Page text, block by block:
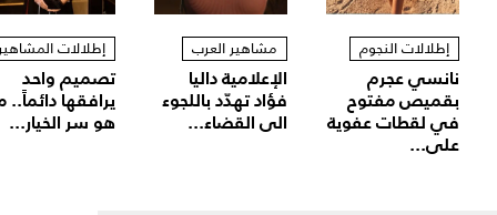
إطلالات النجوم
نانسي عجرم
بقميص مفتوح
في لقطات عفوية
على...
مشاهير العرب
الإعلامية داليا
فؤاد تهدّد باللجوء
الى القضاء...
إطلالات
تصميم واحد
يرافقها دائماً..
هو سر الخيار...